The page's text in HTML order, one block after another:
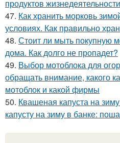
продуктов
47. Как хранить морковь
условиях. Как правильно
48. Стоит ли мыть покупную
дома. Как долго не пропадет?
49. Выбор мотоблока для
обращать внимание, какого
мотоблок и какой фирмы
50. Квашеная капуста на
капусту на зиму в банке: